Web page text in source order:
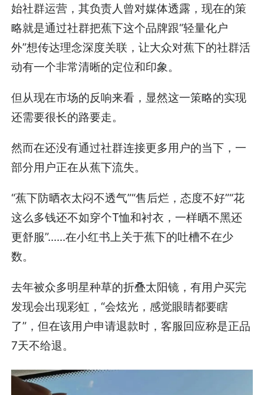
始社群运营，其负责人曾对媒体透露，现在的策
略就是通过社群把蕉下这个品牌跟“轻量化户
外”想传达理念深度关联，让大众对蕉下的社群活
动有一个非常清晰的定位和印象。
但从现在市场的反响来看，显然这一策略的实现
还需要很长的路要走。
然而在还没有通过社群连接更多用户的当下，一
部分用户正在从蕉下流失。
“蕉下防晒衣太闷不透气”“售后烂，态度不好”“花
这么多钱还不如穿个T恤和衬衣，一样晒不黑还
更舒服”......在小红书上关于蕉下的吐槽不在少
数。
去年被众多明星种草的折叠太阳镜，有用户买完
发现会出现彩虹，“会炫光，感觉眼睛都要瞎
了”，但在该用户申请退款时，客服回应称是正品
7天不给退。